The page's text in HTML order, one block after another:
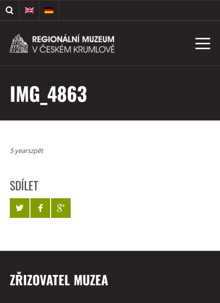
IMG_4863
5 yearszpět
SDÍLET
ZŘIZOVATEL MUZEA